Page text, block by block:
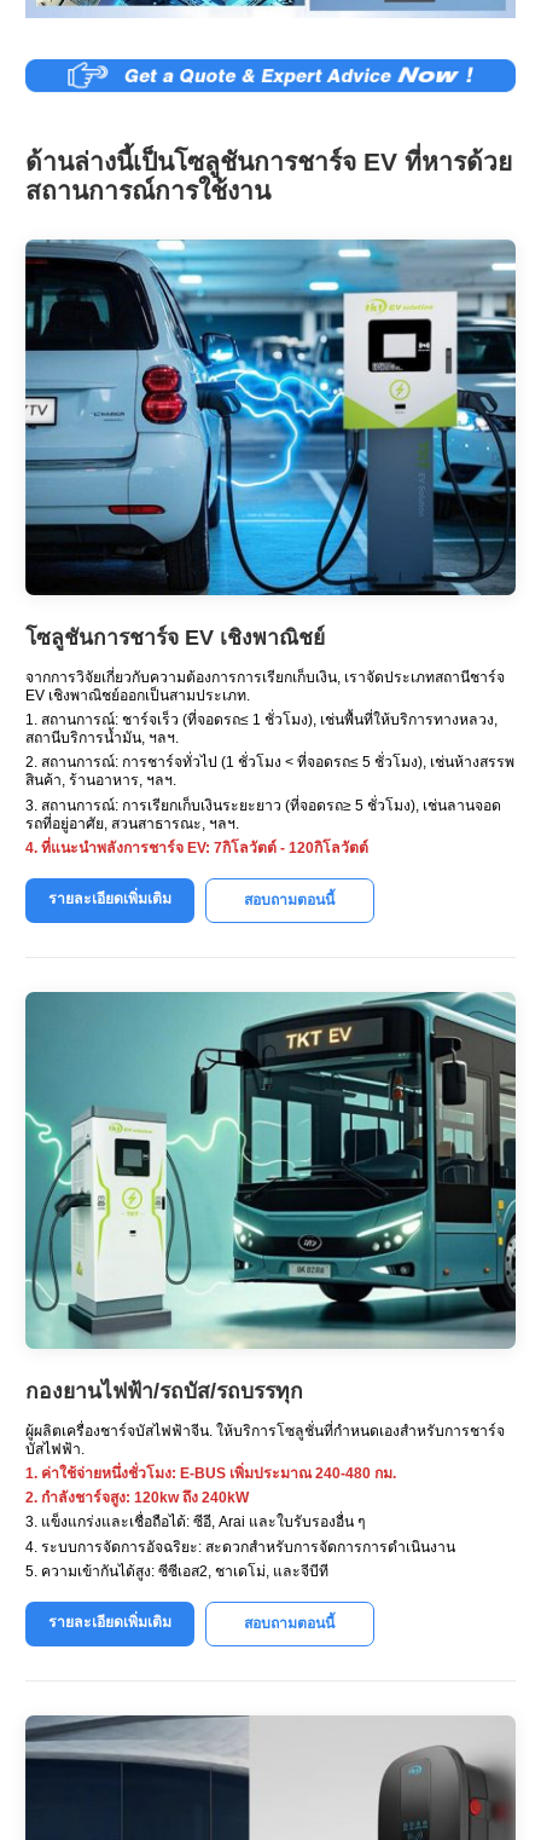
ด้านล่างนี้เป็นโซลูชันการชาร์จ EV ที่หารด้วย
สถานการณ์การใช้งาน
โซลูชันการชาร์จ EV เชิงพาณิชย์
จากการวิจัยเกี่ยวกับความต้องการการเรียกเก็บเงิน, เราจัดประเภทสถานีชาร์จ
EV เชิงพาณิชย์ออกเป็นสามประเภท.
1. สถานการณ์: ชาร์จเร็ว (ที่จอดรถ≤ 1 ชั่วโมง), เช่นพื้นที่ให้บริการทางหลวง,
สถานีบริการน้ำมัน, ฯลฯ.
2. สถานการณ์: การชาร์จทั่วไป (1 ชั่วโมง < ที่จอดรถ≤ 5 ชั่วโมง), เช่นห้างสรรพ
สินค้า, ร้านอาหาร, ฯลฯ.
3. สถานการณ์: การเรียกเก็บเงินระยะยาว (ที่จอดรถ≥ 5 ชั่วโมง), เช่นลานจอด
รถที่อยู่อาศัย, สวนสาธารณะ, ฯลฯ.
4. ที่แนะนำพลังการชาร์จ EV: 7กิโลวัตต์ - 120กิโลวัตต์
รายละเอียดเพิ่มเติม สอบถามตอนนี้
กองยานไฟฟ้า/รถบัส/รถบรรทุก
ผู้ผลิตเครื่องชาร์จบัสไฟฟ้าจีน. ให้บริการโซลูชั่นที่กำหนดเองสำหรับการชาร์จ
บัสไฟฟ้า.
1. ค่าใช้จ่ายหนึ่งชั่วโมง: E-BUS เพิ่มประมาณ 240-480 กม.
2. กำลังชาร์จสูง: 120kw ถึง 240kW
3. แข็งแกร่งและเชื่อถือได้: ซีอี, Arai และใบรับรองอื่น ๆ
4. ระบบการจัดการอัจฉริยะ: สะดวกสำหรับการจัดการการดำเนินงาน
5. ความเข้ากันได้สูง: ซีซีเอส2, ชาเดโม่, และจีบีที
รายละเอียดเพิ่มเติม สอบถามตอนนี้